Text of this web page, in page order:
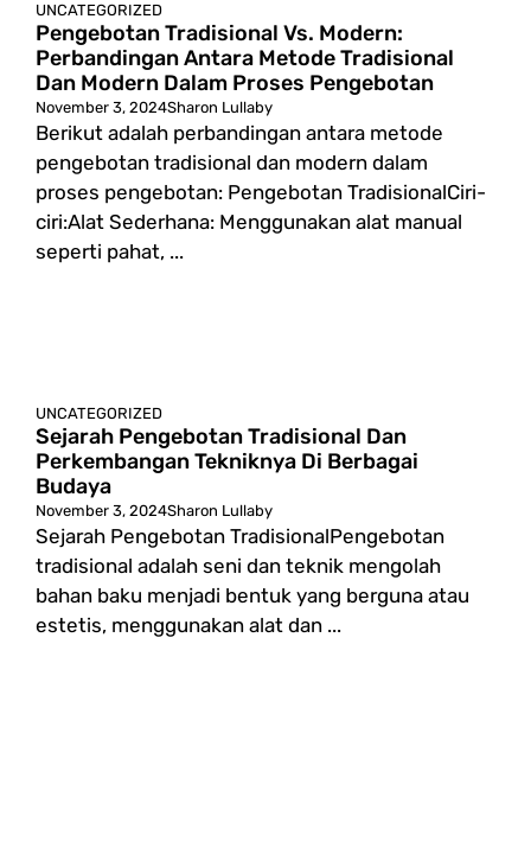
UNCATEGORIZED
Pengebotan Tradisional Vs. Modern:
Perbandingan Antara Metode Tradisional
Dan Modern Dalam Proses Pengebotan
November 3, 2024Sharon Lullaby
Berikut adalah perbandingan antara metode
pengebotan tradisional dan modern dalam
proses pengebotan: Pengebotan TradisionalCiri-
ciri:Alat Sederhana: Menggunakan alat manual
seperti pahat, ...
UNCATEGORIZED
Sejarah Pengebotan Tradisional Dan
Perkembangan Tekniknya Di Berbagai
Budaya
November 3, 2024Sharon Lullaby
Sejarah Pengebotan TradisionalPengebotan
tradisional adalah seni dan teknik mengolah
bahan baku menjadi bentuk yang berguna atau
estetis, menggunakan alat dan ...